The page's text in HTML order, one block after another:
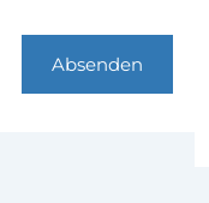
Absenden